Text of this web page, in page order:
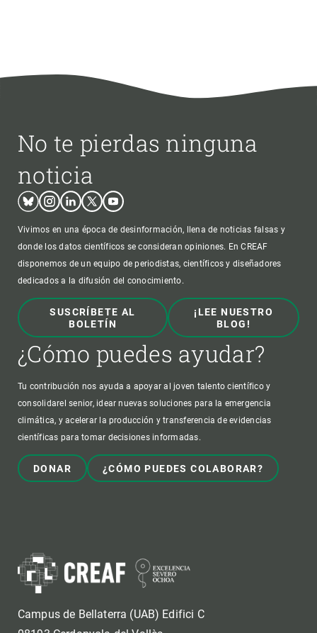
No te pierdas ninguna
noticia
BlueskyInstagram
LinkedinTwitterYoutube
Vivimos en una época de desinformación, llena de noticias falsas y
donde los datos científicos se consideran opiniones. En CREAF
disponemos de un equipo de periodistas, científicos y diseñadores
dedicados a la difusión del conocimiento.
SUSCRÍBETE AL
BOLETÍN
¡LEE NUESTRO
BLOG!
¿Cómo puedes ayudar?
Tu contribución nos ayuda a apoyar al joven talento científico y
consolidarel senior, idear nuevas soluciones para la emergencia
climática, y acelerar la producción y transferencia de evidencias
científicas para tomar decisiones informadas.
DONAR ¿CÓMO PUEDES COLABORAR?
Campus de Bellaterra (UAB) Edifici C